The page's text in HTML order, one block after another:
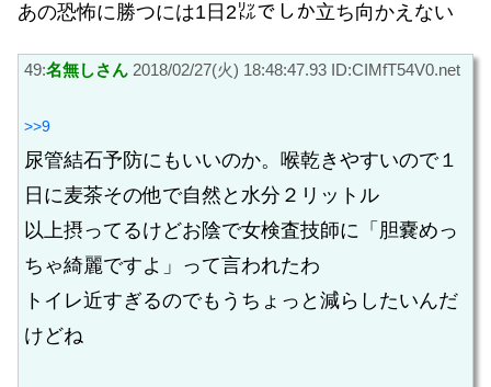
あの恐怖に勝つには1日2㍑でしか立ち向かえない
49:名無しさん 2018/02/27(火) 18:48:47.93 ID:CIMfT54V0.net
>>9
尿管結石予防にもいいのか。喉乾きやすいので１
日に麦茶その他で自然と水分２リットル
以上摂ってるけどお陰で女検査技師に「胆嚢めっ
ちゃ綺麗ですよ」って言われたわ
トイレ近すぎるのでもうちょっと減らしたいんだ
けどね